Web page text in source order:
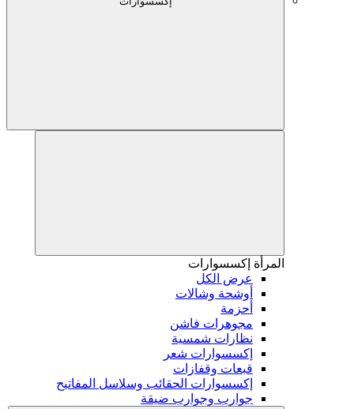
المرأة إكسسوارات
عرض الكل
أوشحة وشالات
أحزمة
مجوهرات فاشن
نظارات شمسية
إكسسوارات شعر
قبعات وقفازات
إكسسوارات الحقائب وسلاسل المفاتيح
جوارب وجوارب ضيقة